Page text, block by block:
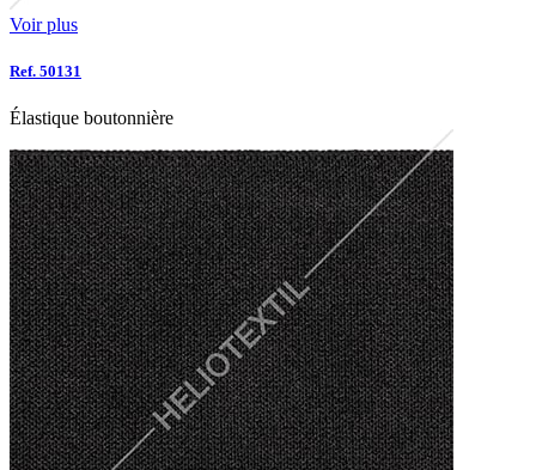
Voir plus
Ref. 50131
Élastique boutonnière